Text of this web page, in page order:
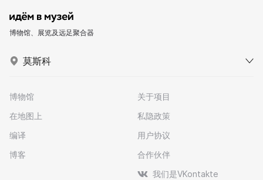
博物馆、展览及远足聚合器
莫斯科
博物馆
在地图上
编译
博客
关于项目
私隐政策
用户协议
合作伙伴
我们是VKontakte